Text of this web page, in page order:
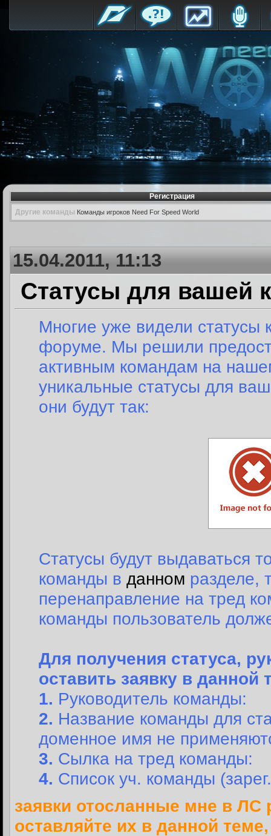
Регистрация
Другие команды Команды игроков Need For Speed World
15.04.2011, 11:13
Статусы для вашей
Многие уже видели статусы
форуме. Мы решили
активным командам на
уникальные статусы для
они будут так:
Статусы будут выдаваться
команды в данном разделе,
перенаправление на тред
команды пользователь
Для получения статуса,
оставить заявку в
1. Руководитель команды:
2. Название команды для
доменное имя не
3. Сылка на тред команды:
4. Список уч. команды
заявки отосланные мне в ЛС
оставляйте их в данной